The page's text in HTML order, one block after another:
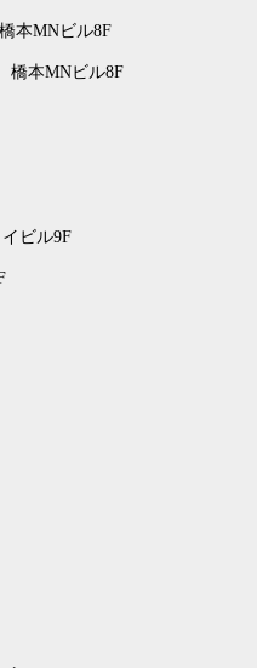
本MNビル8F
橋本MNビル8F
ビル9F